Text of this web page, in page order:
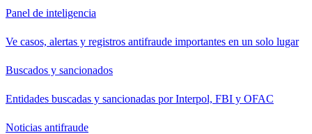
Panel de inteligencia
Ve casos, alertas y registros antifraude importantes en un solo lugar
Buscados y sancionados
Entidades buscadas y sancionadas por Interpol, FBI y OFAC
Noticias antifraude